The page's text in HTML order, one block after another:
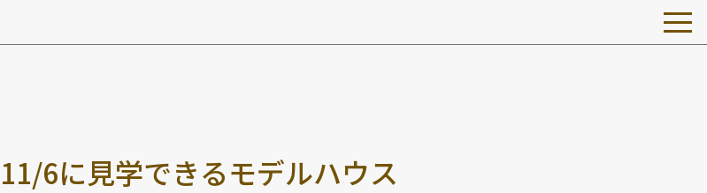
11/6に見学できるモデルハウス